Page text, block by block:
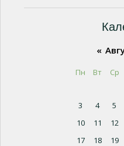
«
Пн Вт Ср
3
4 5
10
11 12
17
18 19